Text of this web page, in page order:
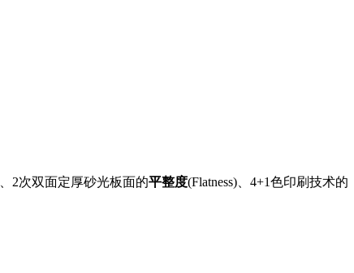
、2次双面定厚砂光板面的平整度(Flatness) 、4+1色印刷技术的